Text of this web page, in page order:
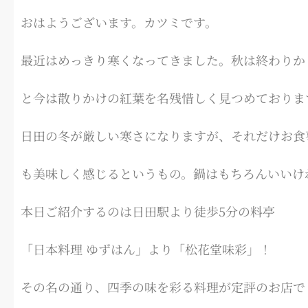
おはようございます。カツミです。
最近はめっきり寒くなってきました。秋は終わりか
と今は散りかけの紅葉を名残惜しく見つめておりま
日田の冬が厳しい寒さになりますが、それだけお食
も美味しく感じるというもの。鍋はもちろんいいけ
本日ご紹介するのは日田駅より徒歩5分の料亭
「日本料理 ゆずはん」より「松花堂味彩」！
その名の通り、四季の味を彩る料理が定評のお店で